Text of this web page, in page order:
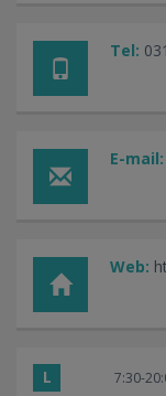
Tel:
E-mail:
Web:
L 7:30-